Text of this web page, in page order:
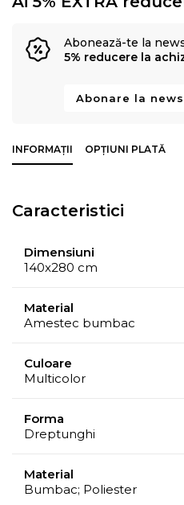
Abonează-te la
5% reducere la
Abonare la
INFORMAȚII OPȚIUNI PLATĂ
Caracteristici
Dimensiuni
140x280 cm
Material
Amestec bumbac
Culoare
Multicolor
Forma
Dreptunghi
Material
Bumbac; Poliester